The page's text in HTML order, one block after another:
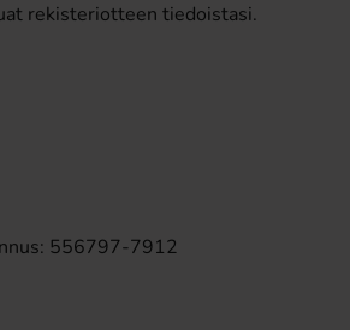
rekisteriotteen tiedoistasi.
556797-7912